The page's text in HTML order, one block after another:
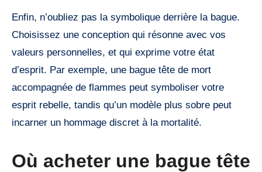
Enfin, n’oubliez pas la symbolique derrière la bague.
Choisissez une conception qui résonne avec vos
valeurs personnelles, et qui exprime votre état
d’esprit. Par exemple, une bague tête de mort
accompagnée de flammes peut symboliser votre
esprit rebelle, tandis qu’un modèle plus sobre peut
incarner un hommage discret à la mortalité.
Où acheter une bague tête